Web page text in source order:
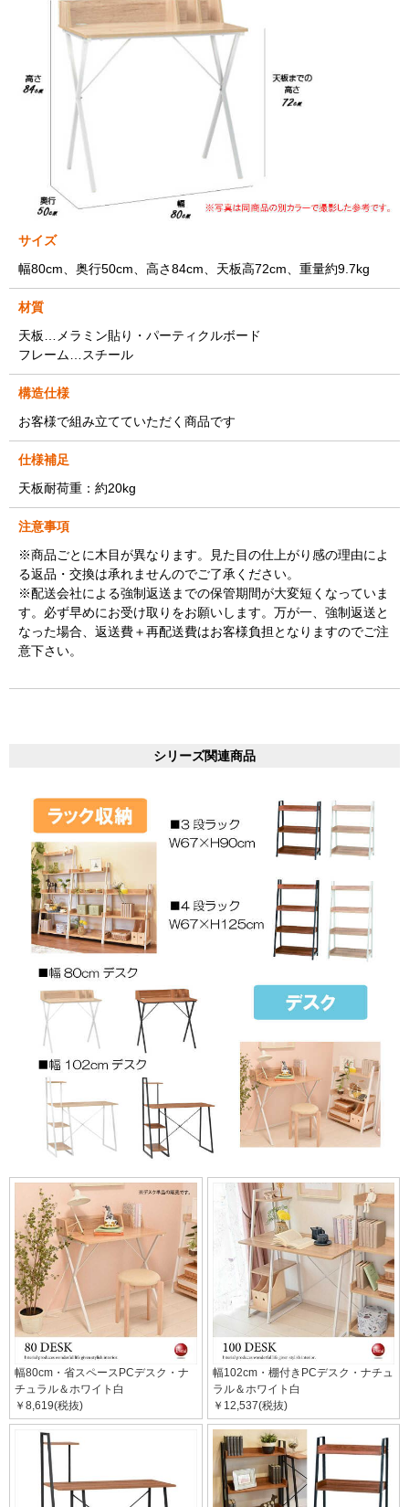
サイズ
幅80cm、奥行50cm、高さ84cm、天板高72cm、重量約9.7kg
材質
天板…メラミン貼り・パーティクルボード
フレーム…スチール
構造仕様
お客様で組み立てていただく商品です
仕様補足
天板耐荷重：約20kg
注意事項
※商品ごとに木目が異なります。見た目の仕上がり感の理由によ
る返品・交換は承れませんのでご了承ください。
※配送会社による強制返送までの保管期間が大変短くなっていま
す。必ず早めにお受け取りをお願いします。万が一、強制返送と
なった場合、返送費＋再配送費はお客様負担となりますのでご注
意下さい。
シリーズ関連商品
幅80cm・省スペースPCデスク・ナ
チュラル＆ホワイト白
￥8,619(税抜)
幅102cm・棚付きPCデスク・ナチュ
ラル＆ホワイト白
￥12,537(税抜)